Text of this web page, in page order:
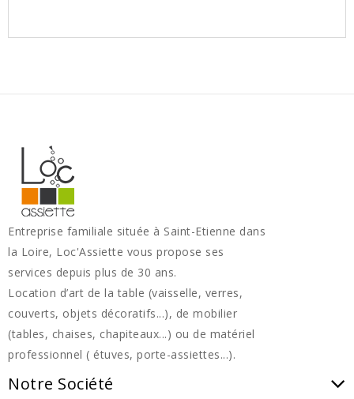
Entreprise familiale située à Saint-Etienne dans
la Loire, Loc'Assiette vous propose ses
services depuis plus de 30 ans.
Location d’art de la table (vaisselle, verres,
couverts, objets décoratifs...), de mobilier
(tables, chaises, chapiteaux...) ou de matériel
professionnel ( étuves, porte-assiettes...).
Notre Société